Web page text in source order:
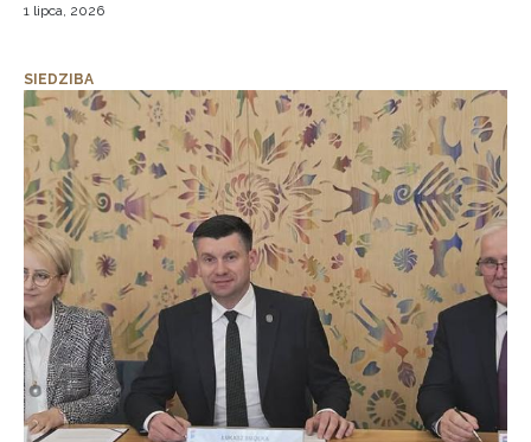
1 lipca, 2026
SIEDZIBA